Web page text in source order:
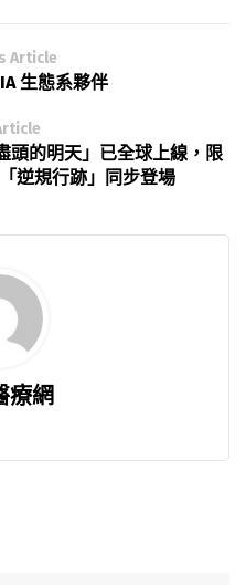
Article
生態系夥伴
頭的明天」已全球上線，限
逆規行跡」同步登場
療網